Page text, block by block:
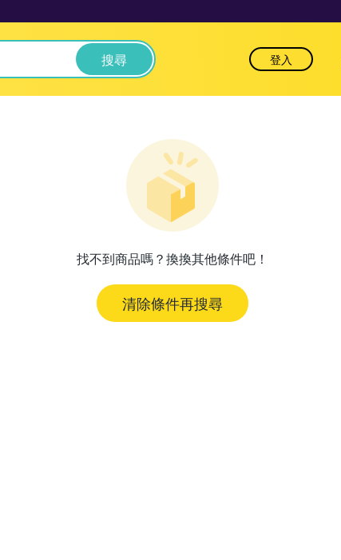
搜尋 登入
找不到商品嗎？換換其他條件吧！
清除條件再搜尋